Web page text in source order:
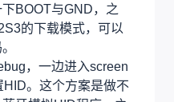
BOOT与GND，之
的下载模式，可以
，一边进入screen
HID。这个方案是做不